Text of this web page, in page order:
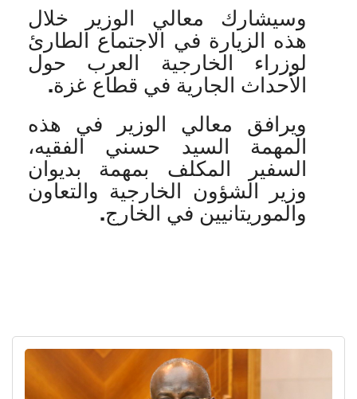
وسيشارك معالي الوزير خلال
هذه الزيارة في الاجتماع الطارئ
لوزراء الخارجية العرب حول
الأحداث الجارية في قطاع غزة.
ويرافق معالي الوزير في هذه
المهمة السيد حسني الفقيه،
السفير المكلف بمهمة بديوان
وزير الشؤون الخارجية والتعاون
والموريتانيين في الخارج.